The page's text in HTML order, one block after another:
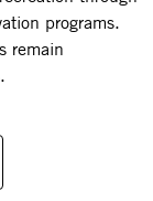
programs.
remain